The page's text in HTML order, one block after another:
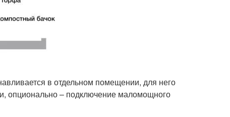
в отдельном помещении, для него
опционально – подключение маломощного